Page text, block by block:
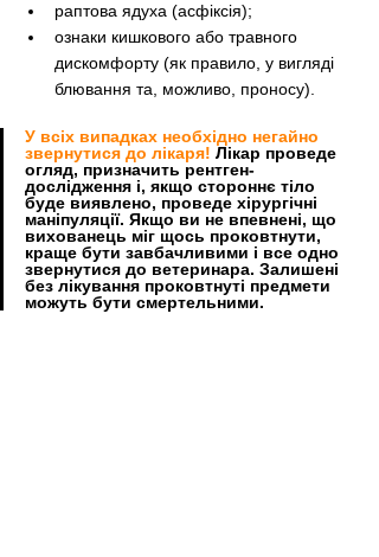
раптова ядуха (асфіксія);
ознаки кишкового або травного
дискомфорту (як правило, у вигляді
блювання та, можливо, проносу).
У всіх випадках необхідно негайно
звернутися до лікаря! Лікар проведе
огляд, призначить рентген-
дослідження і, якщо стороннє тіло
буде виявлено, проведе хірургічні
маніпуляції. Якщо ви не впевнені, що
вихованець міг щось проковтнути,
краще бути завбачливими і все одно
звернутися до ветеринара. Залишені
без лікування проковтнуті предмети
можуть бути смертельними.